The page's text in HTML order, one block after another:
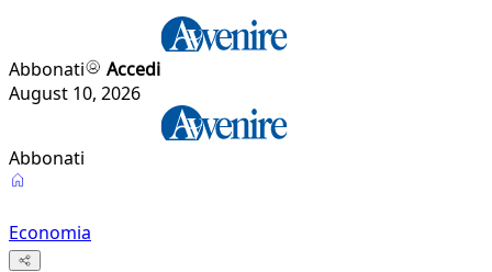
Abbonati
Accedi
August 10, 2026
Abbonati
Economia